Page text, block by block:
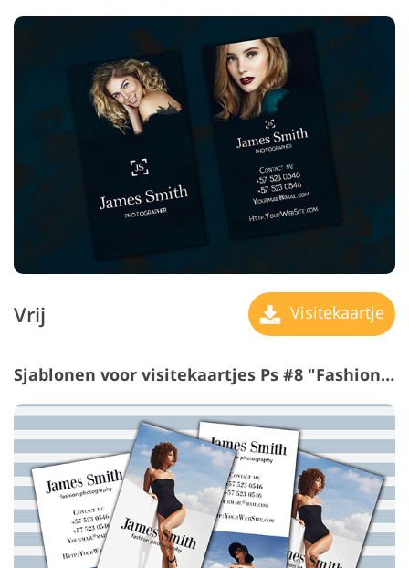
Vrij Visitekaartje
Sjablonen voor visitekaartjes Ps #8 "Fashionable Look"